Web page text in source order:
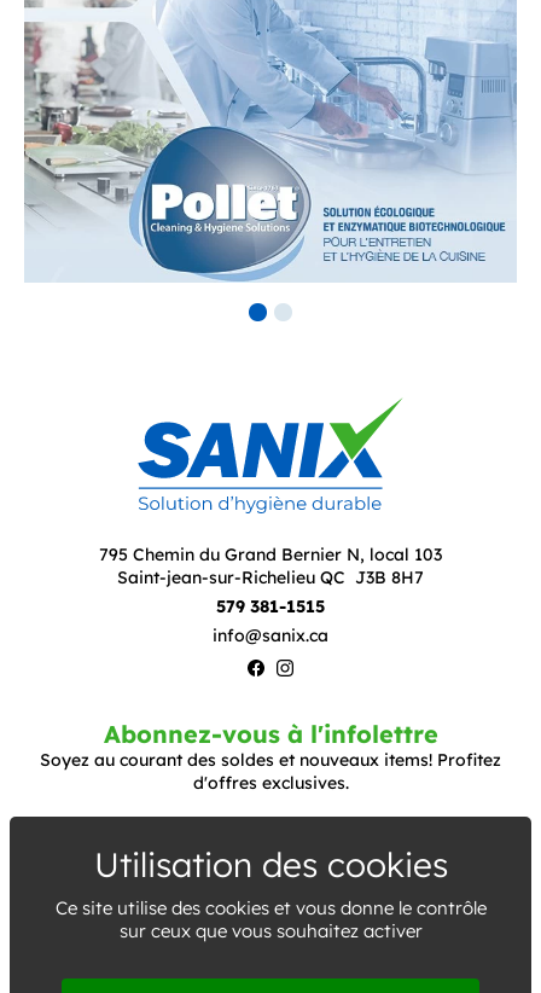
Ce site utilise des cookies et vous donne le contrôle
sur ceux que vous souhaitez activer
795 Chemin du Grand Bernier N, local 103
Saint-jean-sur-Richelieu QC J3B 8H7
579 381-1515
info@sanix.ca
Abonnez-vous à l'infolettre
Soyez au courant des soldes et nouveaux items! Profitez
d'offres exclusives.
J'ai lu et j'accepte la politique de confidentialité *
S'abonner